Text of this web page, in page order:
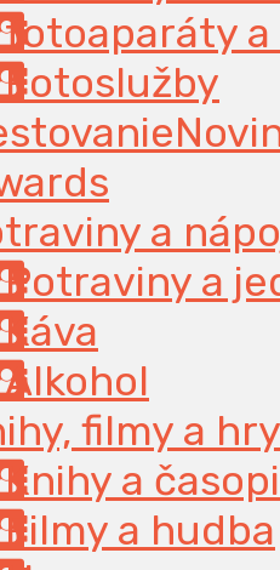
fotoaparáty a
Fotoslužby
a
Potraviny a
Káva
Alkohol
filmy a
Knihy a
Filmy a hudba